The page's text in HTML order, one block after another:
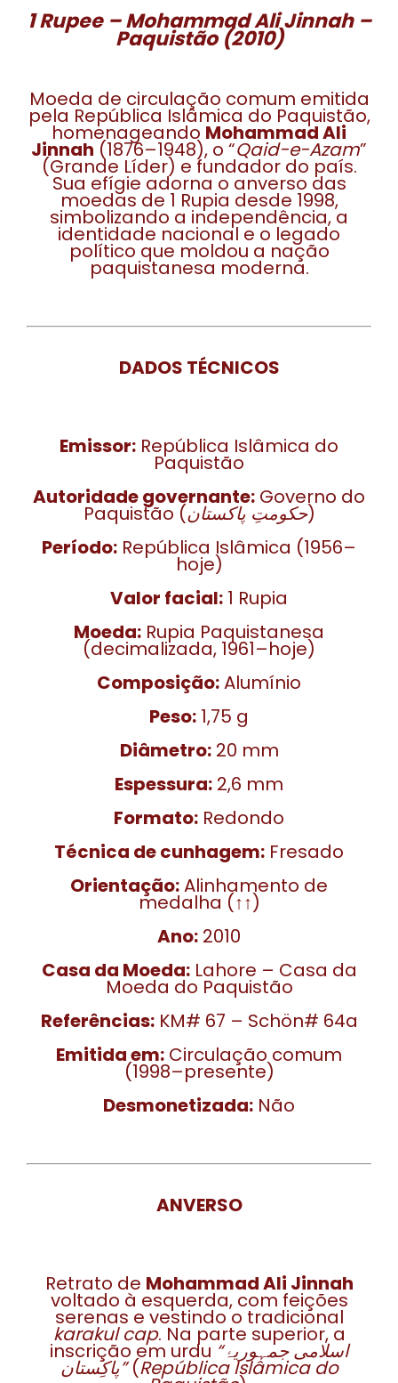
1 Rupee – Mohammad Ali Jinnah –
Paquistão (2010)
Moeda de circulação comum emitida
pela República Islâmica do Paquistão,
homenageando Mohammad Ali
Jinnah (1876–1948), o “Qaid-e-Azam”
(Grande Líder) e fundador do país.
Sua efígie adorna o anverso das
moedas de 1 Rupia desde 1998,
simbolizando a independência, a
identidade nacional e o legado
político que moldou a nação
paquistanesa moderna.
DADOS TÉCNICOS
Emissor: República Islâmica do
Paquistão
Autoridade governante: Governo do
Paquistão (حکومتِ پاکستان)
Período: República Islâmica (1956–
hoje)
Valor facial: 1 Rupia
Moeda: Rupia Paquistanesa
(decimalizada, 1961–hoje)
Composição:Alumínio
Peso: 1,75 g
Diâmetro:20 mm
Espessura: 2,6 mm
Formato: Redondo
Técnica de cunhagem: Fresado
Orientação:Alinhamento de
medalha (↑↑)
Ano: 2010
Casa da Moeda:Lahore – Casa da
Moeda do Paquistão
Referências:KM# 67 – Schön# 64a
Emitida em: Circulação comum
(1998–presente)
Desmonetizada: Não
ANVERSO
Retrato de Mohammad Ali Jinnah
voltado à esquerda, com feições
serenas e vestindo o tradicional
karakul cap. Na parte superior, a
inscrição em urdu “اسلامی جمہوریۂ
پاکِستان”(República Islâmica do